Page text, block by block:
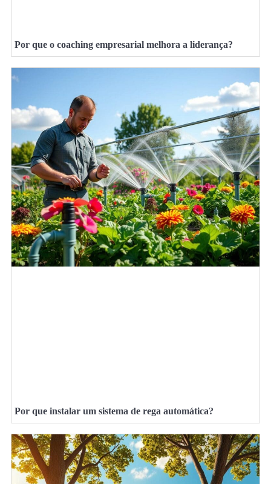
Por que o coaching empresarial melhora a liderança?
Por que instalar um sistema de rega automática?